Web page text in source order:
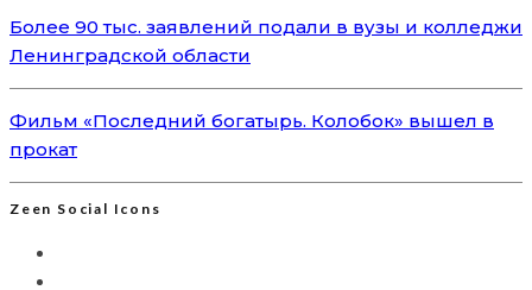
Более 90 тыс. заявлений подали в вузы и колледжи
Ленинградской области
Фильм «Последний богатырь. Колобок» вышел в
прокат
Zeen Social Icons